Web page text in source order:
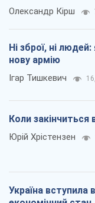
Олександр Кірш
Ні зброї, ні
нову армію
Ігар Тишкевич
Коли закінчиться
Юрій Хрістензен
Україна вступила